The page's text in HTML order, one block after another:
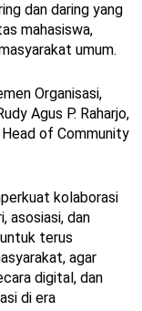
dan daring yang
mahasiswa,
umum.
Organisasi,
Agus P. Raharjo,
of Community
kolaborasi
asosiasi, dan
terus
agar
digital, dan
di era